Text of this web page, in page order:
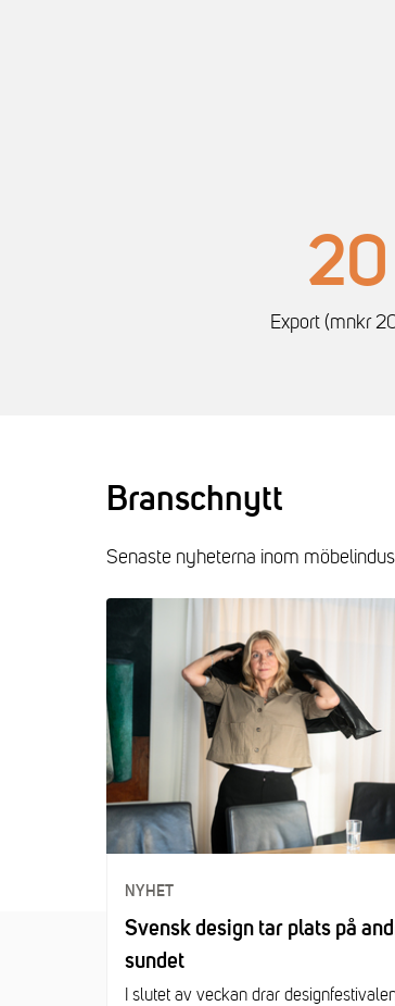
Export (mnkr
Branschnytt
Senaste nyheterna inom
NYHET
Svensk design tar plats på
sundet
I slutet av veckan drar